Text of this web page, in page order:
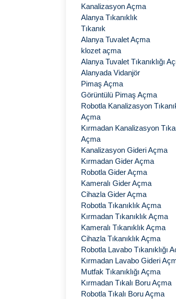
Kanalizasyon Açma
Alanya Tıkanıklık
Tıkanık
Alanya Tuvalet Açma
klozet açma
Alanya Tuvalet Tıkanıklığı
Alanyada Vidanjör
Pimaş Açma
Görüntülü Pimaş Açma
Robotla Kanalizasyon
Açma
Kırmadan Kanalizasyon
Açma
Kanalizasyon Gideri Açma
Kırmadan Gider Açma
Robotla Gider Açma
Kameralı Gider Açma
Cihazla Gider Açma
Robotla Tıkanıklık Açma
Kırmadan Tıkanıklık Açma
Kameralı Tıkanıklık Açma
Cihazla Tıkanıklık Açma
Robotla Lavabo Tıkanıklığı
Kırmadan Lavabo Gideri
Mutfak Tıkanıklığı Açma
Kırmadan Tıkalı Boru Açma
Robotla Tıkalı Boru Açma